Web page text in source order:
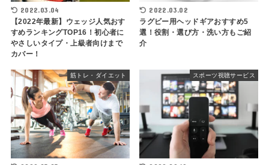
2022.03.04
【2022年最新】ウェッジ人気おす
すめランキングTOP16！初心者に
やさしいタイプ・上級者向けまで
カバー！
2022.03.02
ラグビー用ヘッドギアおすすめ5
選！役割・選び方・洗い方もご紹
介
筋トレ・ダイエット スポーツ視聴サービス